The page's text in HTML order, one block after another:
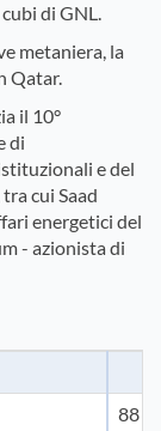
di GNL.
metaniera, la
Qatar.
il 10°
di
e del
cui Saad
energetici del
- azionista di
88